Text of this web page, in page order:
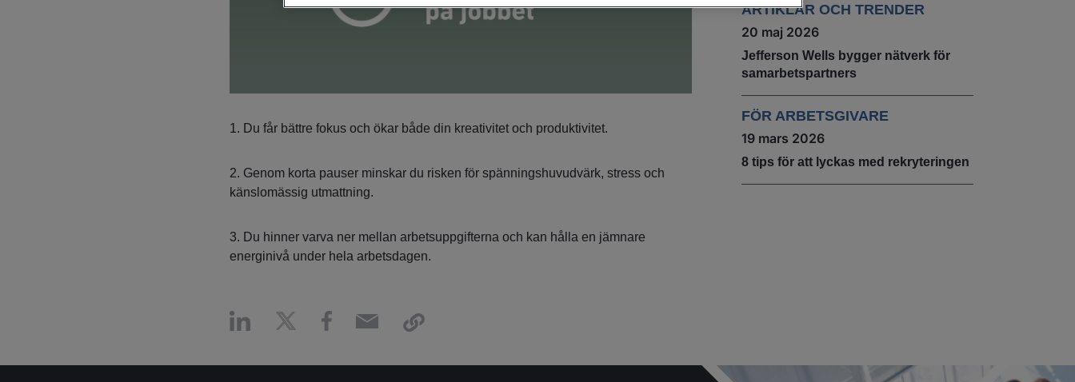
1. Du får bättre fokus och ökar både din kreativitet och produktivitet.
2. Genom korta pauser minskar du risken för spänningshuvudvärk, stress och
känslomässig utmattning.
3. Du hinner varva ner mellan arbetsuppgifterna och kan hålla en jämnare
energinivå under hela arbetsdagen.
ARTIKLAR OCH TRENDER
20 maj 2026
Jefferson Wells bygger nätverk för
samarbetspartners
FÖR ARBETSGIVARE
19 mars 2026
8 tips för att lyckas med rekryteringen